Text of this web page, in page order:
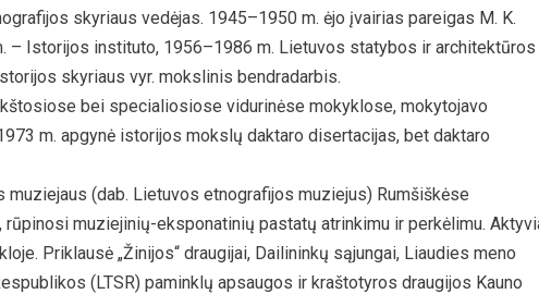
skyriaus vedėjas. 1945–1950 m. ėjo įvairias pareigas M. K.
– Istorijos instituto, 1956–1986 m. Lietuvos statybos ir architektūros
skyriaus vyr. mokslinis bendradarbis.
bei specialiosiose vidurinėse mokyklose, mokytojavo
m. apgynė istorijos mokslų daktaro disertacijas, bet daktaro
(dab. Lietuvos etnografijos muziejus) Rumšiškėse
muziejinių-eksponatinių pastatų atrinkimu ir perkėlimu.
Priklausė „Žinijos“ draugijai, Dailininkų sąjungai, Liaudies meno
(LTSR) paminklų apsaugos ir kraštotyros draugijos Kauno